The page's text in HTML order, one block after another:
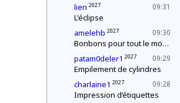
09:31
lien 2027
L'éclipse
09:30
amelehb 2027
Bonbons pour tout le monde !
09:29
patam0deler1 2027
Empilement de cylindres
09:28
charlaine1 2027
Impression d’étiquettes